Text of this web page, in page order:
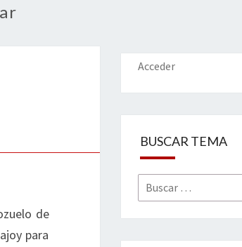
de
para
Acceder
BUSCAR TEMA
Buscar
por: